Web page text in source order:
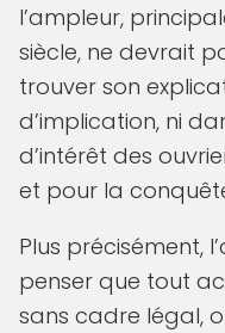
l’ampleur,
siècle, ne devrait
trouver son
d’implication, ni
d’intérêt des
et pour la
Plus précisément,
penser que tout
sans cadre légal,